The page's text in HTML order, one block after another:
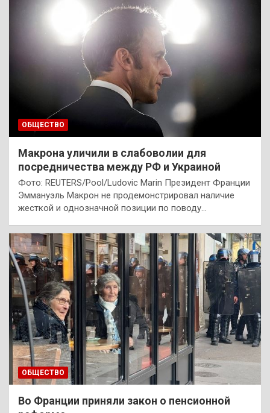
ОБЩЕСТВО
Макрона уличили в слабоволии для
посредничества между РФ и Украиной
Фото: REUTERS/Pool/Ludovic Marin Президент Франции
Эммануэль Макрон не продемонстрировал наличие
жесткой и однозначной позиции по поводу…
ОБЩЕСТВО
Во Франции приняли закон о пенсионной